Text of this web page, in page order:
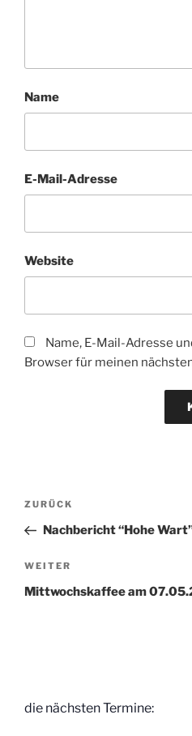
Name
E-Mail-Adresse
Website
Name, E-Mail-Adresse
Browser für meinen
Beitragsnavigation
Vorheriger
Beitrag
ZURÜCK
Nachbericht “Hohe
Nächster
Beitrag
WEITER
Mittwochskaffee am
die nächsten Termine: